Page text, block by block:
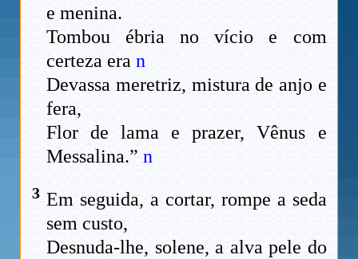
e menina.
Tombou ébria no vício e com
certeza eran
Devassa meretriz, mistura de anjo e
fera,
Flor de lama e prazer, Vênus e
Messalina.”n
3Em seguida, a cortar, rompe a seda
sem custo,
Desnuda-lhe, solene, a alva pele do